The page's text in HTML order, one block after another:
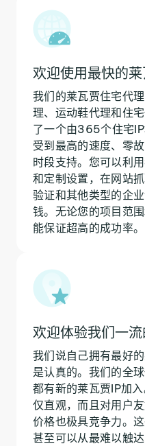
欢迎使用最快的
我们的莱瓦贾住宅代
理、运动鞋代理和住
了一个由365个住宅
受到最高的速度、零
时段支持。您可以利
和定制设置，在网站
验证和其他类型的企
钱。无论您的项目范
能保证超高的成功率。
欢迎体验我们一
我们说自己拥有最好
是认真的。我们的全
都有新的莱瓦贾IP加
仅直观，而且对用户
价格也极具竞争力。
甚至可以从最难以触